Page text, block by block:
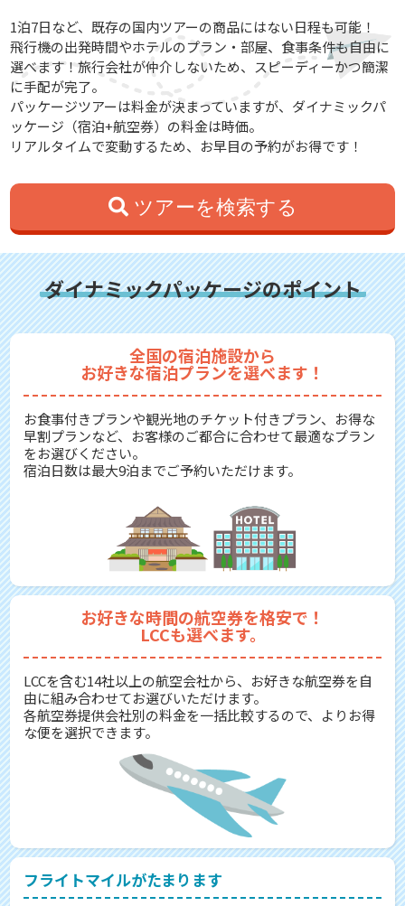
1泊7日など、既存の国内ツアーの商品にはない日程も可能！
飛行機の出発時間やホテルのプラン・部屋、食事条件も自由に
選べます！旅行会社が仲介しないため、スピーディーかつ簡潔
に手配が完了。
パッケージツアーは料金が決まっていますが、ダイナミックパ
ッケージ（宿泊+航空券）の料金は時価。
リアルタイムで変動するため、お早目の予約がお得です！
ツアーを検索する
ダイナミックパッケージのポイント
全国の宿泊施設から
お好きな宿泊プランを選べます！
お食事付きプランや観光地のチケット付きプラン、お得な
早割プランなど、お客様のご都合に合わせて最適なプラン
をお選びください。
宿泊日数は最大9泊までご予約いただけます。
お好きな時間の航空券を格安で！
LCCも選べます。
LCCを含む14社以上の航空会社から、お好きな航空券を自
由に組み合わせてお選びいただけます。
各航空券提供会社別の料金を一括比較するので、よりお得
な便を選択できます。
フライトマイルがたまります